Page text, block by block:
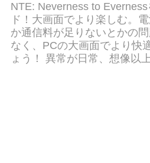
リを同時に実行！唯一無二な
ソコンの可能性を最大限に
く、より楽しめる！
NTE: Neverness to
ド！大画面でより楽しむ。
か通信料が足りないとかの
なく、PCの大画面でより快
ょう！ 異常が日常、想像以上